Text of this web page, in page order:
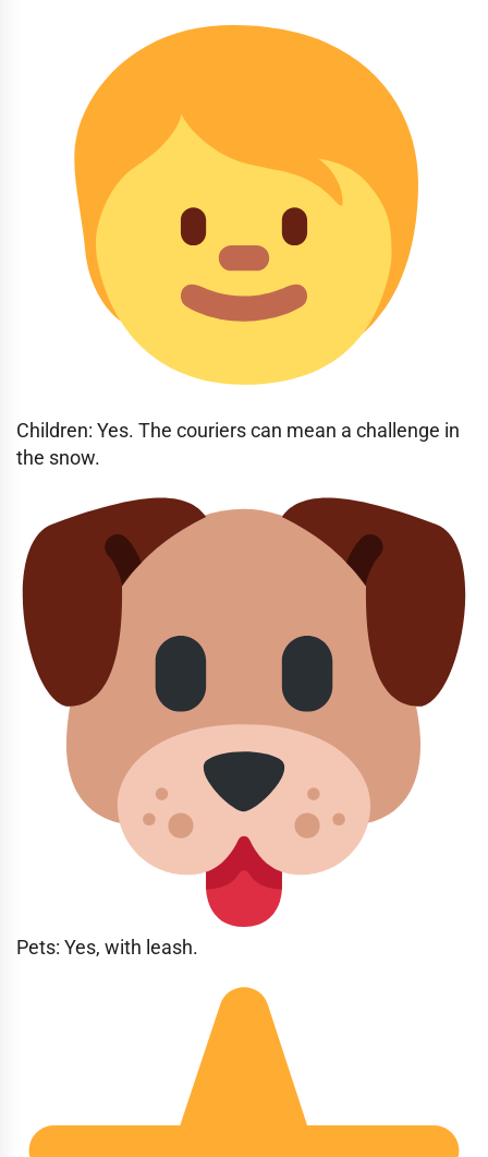
Children: Yes. The couriers can mean a challenge in
the snow.
Pets: Yes, with leash.